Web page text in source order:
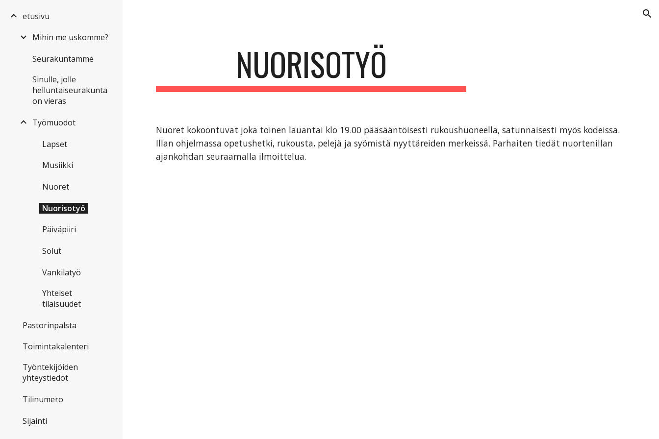
etusivu
Mihin me uskomme?
Seurakuntamme
Sinulle, jolle
helluntaiseurakunta
on vieras
Työmuodot
Lapset
Musiikki
Nuoret
Nuorisotyö
Päiväpiiri
Solut
Vankilatyö
Yhteiset
tilaisuudet
Pastorinpalsta
Toimintakalenteri
Työntekijöiden
yhteystiedot
Tilinumero
Sijainti
NUORISOTYÖ
Nuoret kokoontuvat joka toinen lauantai klo 19.00 pääsääntöisesti rukoushuoneella, satunnaisesti myös kodeissa.
Illan ohjelmassa opetushetki, rukousta, pelejä ja syömistä nyyttäreiden merkeissä. Parhaiten tiedät nuortenillan
ajankohdan seuraamalla ilmoittelua.